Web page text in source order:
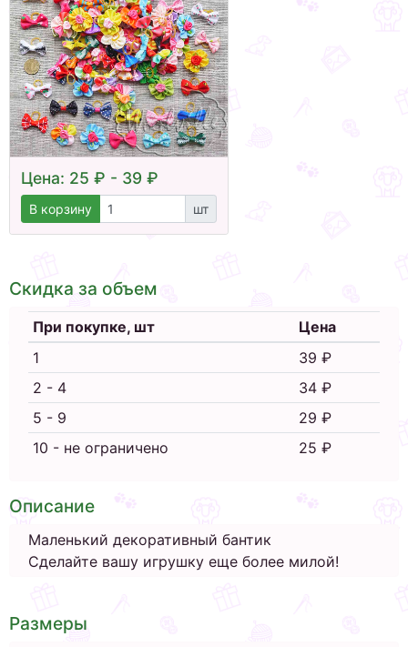
Цена: 25 ₽ - 39 ₽
В корзину шт
Скидка за объем
При покупке, шт
Цена
1
39 ₽
2 - 4
34 ₽
5 - 9
29 ₽
10 - не ограничено
25 ₽
Описание
Маленький декоративный бантик
Сделайте вашу игрушку еще более милой!
Размеры